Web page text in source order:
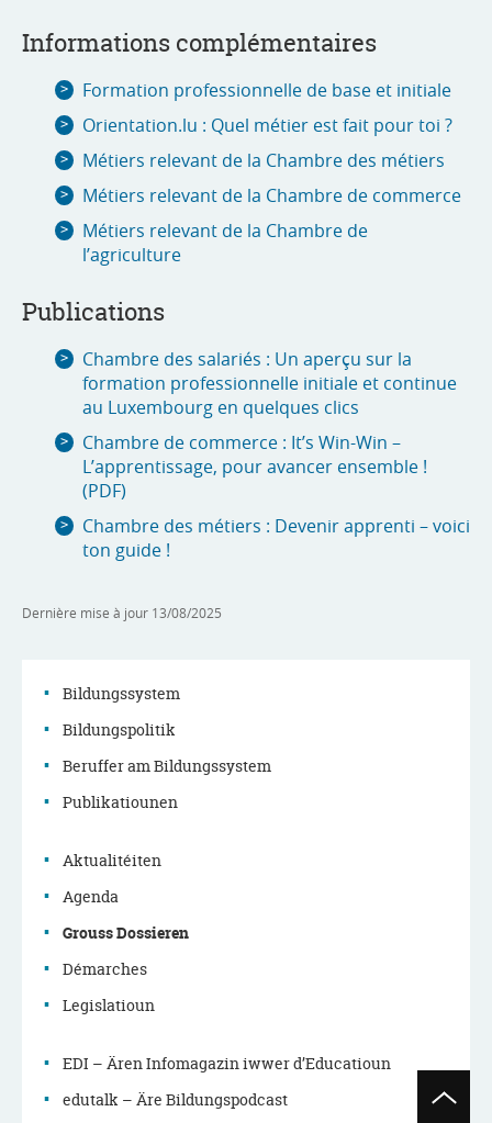
Informations complémentaires
Formation professionnelle de base et initiale
Orientation.lu : Quel métier est fait pour toi ?
Métiers relevant de la Chambre des métiers
Métiers relevant de la Chambre de commerce
Métiers relevant de la Chambre de
l’agriculture
Publications
Chambre des salariés : Un aperçu sur la
formation professionnelle initiale et continue
au Luxembourg en quelques clics
Chambre de commerce : It’s Win-Win –
L’apprentissage, pour avancer ensemble !
(PDF)
Chambre des métiers : Devenir apprenti – voici
ton guide !
Dernière mise à jour 13/08/2025
Menu
de
navigation
principale
Bildungssystem
Bildungspolitik
Beruffer am Bildungssystem
Publikatiounen
Aktualitéiten
Agenda
Grouss Dossieren
Démarches
Legislatioun
EDI – Ären Infomagazin iwwer d’Educatioun
edutalk – Äre Bildungspodcast
de